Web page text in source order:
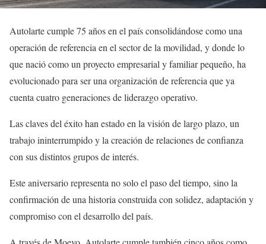
Autolarte cumple 75 años en el país consolidándose como una
operación de referencia en el sector de la movilidad, y donde lo
que nació como un proyecto empresarial y familiar pequeño, ha
evolucionado para ser una organización de referencia que ya
cuenta cuatro generaciones de liderazgo operativo.
Las claves del éxito han estado en la visión de largo plazo, un
trabajo ininterrumpido y la creación de relaciones de confianza
con sus distintos grupos de interés.
Este aniversario representa no solo el paso del tiempo, sino la
confirmación de una historia construida con solidez, adaptación y
compromiso con el desarrollo del país.